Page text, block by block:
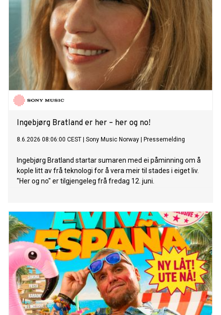
Ingebjørg Bratland er her – her og no!
8.6.2026 08:06:00 CEST Sony Music Norway Pressemelding
Ingebjørg Bratland startar sumaren med ei påminning om å
kople litt av frå teknologi for å vera meir til stades i eiget liv.
"Her og no" er tilgjengeleg frå fredag 12. juni.